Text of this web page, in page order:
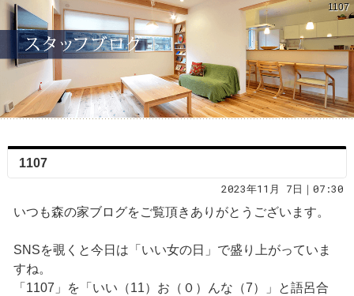
1107
1107
2023年11月 7日｜07:30
いつも森の家ブログをご覧頂きありがとうございます。
SNSを覗くと今日は「いい女の日」で盛り上がっていま
すね。
「1107」を「いい（11）お（０）んな（7）」と語呂合